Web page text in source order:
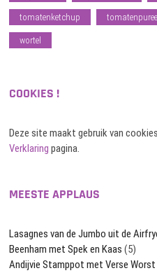
tomatenketchup tomatenpuree
wortel
COOKIES !
Deze site maakt gebruik van
Verklaring pagina.
MEESTE APPLAUS
Lasagnes van de Jumbo uit de
Beenham met Spek en Kaas (5)
Andijvie Stamppot met Verse Worst